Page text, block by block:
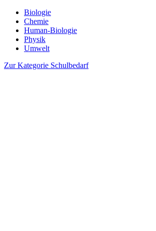
Biologie
Chemie
Human-Biologie
Physik
Umwelt
Zur Kategorie Schulbedarf